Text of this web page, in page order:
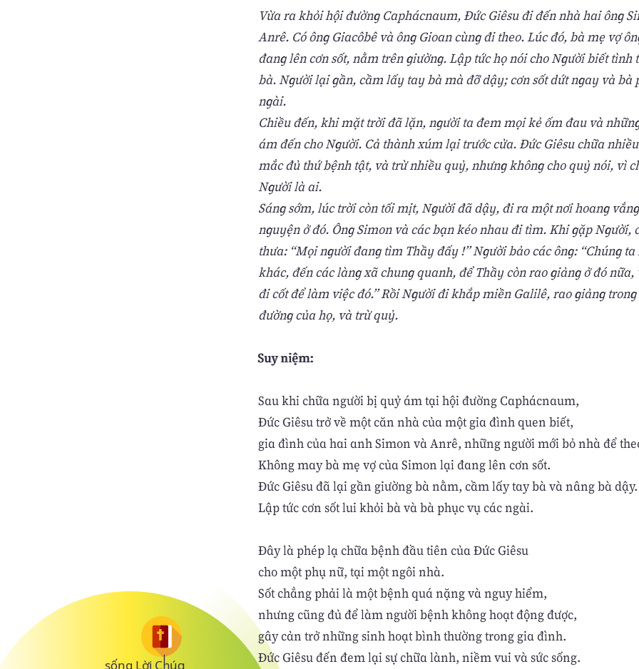
sống Lời Chúa
Vừa ra khỏi hội đường Caphácnaum, Đức Giêsu đi đến nhà hai ông
Anrê. Có ông Giacôbê và ông Gioan cùng đi theo. Lúc đó, bà mẹ vợ
đang lên cơn sốt, nằm trên giường. Lập tức họ nói cho Người biết tình
bà. Người lại gần, cầm lấy tay bà mà đỡ dậy; cơn sốt dứt ngay và bà
ngài.
Chiều đến, khi mặt trời đã lặn, người ta đem mọi kẻ ốm đau và
ám đến cho Người. Cả thành xúm lại trước cửa. Đức Giêsu chữa
mắc đủ thứ bệnh tật, và trừ nhiều quỷ, nhưng không cho quỷ nói, vì
Người là ai.
Sáng sớm, lúc trời còn tối mịt, Người đã dậy, đi ra một nơi hoang
nguyện ở đó. Ông Simon và các bạn kéo nhau đi tìm. Khi gặp Người,
thưa: “Mọi người đang tìm Thầy đấy !” Người bảo các ông: “Chúng
khác, đến các làng xã chung quanh, để Thầy còn rao giảng ở đó
đi cốt để làm việc đó.” Rồi Người đi khắp miền Galilê, rao giảng
đường của họ, và trừ quỷ.
Suy niệm:
Sau khi chữa người bị quỷ ám tại hội đường Caphácnaum,
Đức Giêsu trở về một căn nhà của một gia đình quen biết,
gia đình của hai anh Simon và Anrê, những người mới bỏ nhà để
Không may bà mẹ vợ của Simon lại đang lên cơn sốt.
Đức Giêsu đã lại gần giường bà nằm, cầm lấy tay bà và nâng bà dậy.
Lập tức cơn sốt lui khỏi bà và bà phục vụ các ngài.
Đây là phép lạ chữa bệnh đầu tiên của Đức Giêsu
cho một phụ nữ, tại một ngôi nhà.
Sốt chẳng phải là một bệnh quá nặng và nguy hiểm,
nhưng cũng đủ để làm người bệnh không hoạt động được,
gây cản trở những sinh hoạt bình thường trong gia đình.
Đức Giêsu đến đem lại sự chữa lành, niềm vui và sức sống.